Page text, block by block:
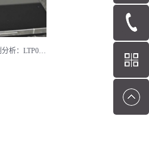
激光位移传感器在手机屏幕检测中的应用案例分析：LTP030与LTC4000F的精度验证及与光谱共焦传感器的对比